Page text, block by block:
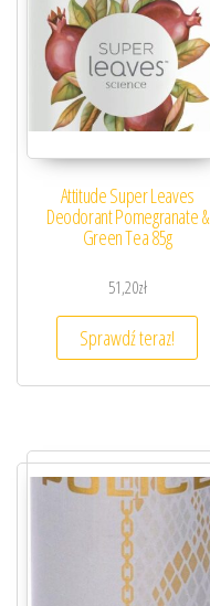
Attitude Super Leaves
Deodorant Pomegranate &
Green Tea 85g
51,20zł
Sprawdź teraz!